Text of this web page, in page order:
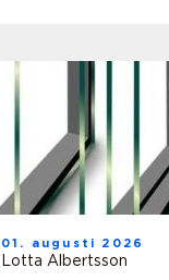
01. augusti 2026
Lotta Albertsson